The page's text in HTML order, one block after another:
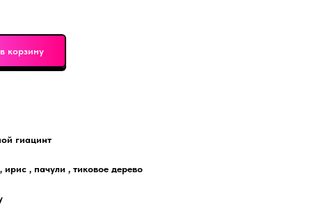
корзину
гиацинт
, пачули , тиковое дерево